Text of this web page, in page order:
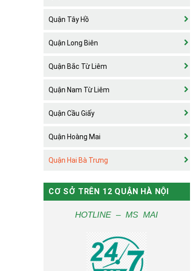
Quận Tây Hồ
Quận Long Biên
Quận Bắc Từ Liêm
Quận Nam Từ Liêm
Quận Cầu Giấy
Quận Hoàng Mai
Quận Hai Bà Trưng
CƠ SỞ TRÊN 12 QUẬN HÀ NỘI
HOTLINE – MS MAI